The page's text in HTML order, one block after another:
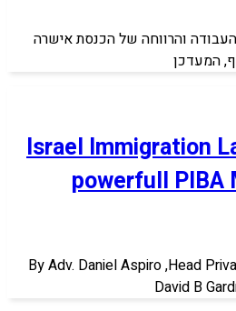
והרווחה של הכנסת אישרה
המעדכן
Israel Immigration
powerfull PIBA
By Adv. Daniel Aspiro ,Head
David B